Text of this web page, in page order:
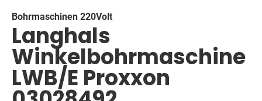
beginning
of
the
images
gallery
Bohrmaschinen 220Volt
Langhals
Winkelbohrmaschine
LWB/E Proxxon